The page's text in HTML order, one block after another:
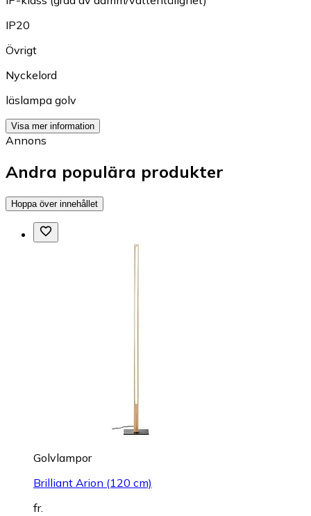
IP20
Övrigt
Nyckelord
läslampa golv
Visa mer information
Annons
Andra populära produkter
Hoppa över innehållet
Golvlampor
Brilliant Arion (120 cm)
fr.